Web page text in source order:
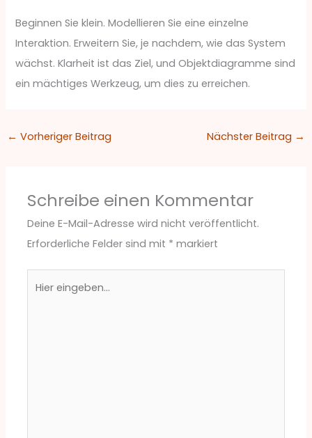
Beginnen Sie klein. Modellieren Sie eine einzelne
Interaktion. Erweitern Sie, je nachdem, wie das System
wächst. Klarheit ist das Ziel, und Objektdiagramme sind
ein mächtiges Werkzeug, um dies zu erreichen.
← Vorheriger Beitrag Nächster Beitrag →
Schreibe einen Kommentar
Deine E-Mail-Adresse wird nicht veröffentlicht.
Erforderliche Felder sind mit * markiert
eingeben…